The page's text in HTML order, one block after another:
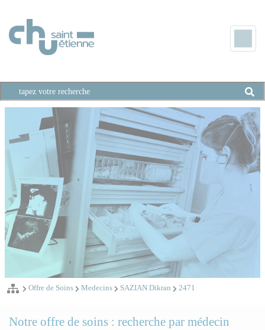
Offre de Soins Medecins SAZIAN Dikran 2471
Notre offre de soins : recherche par médecin